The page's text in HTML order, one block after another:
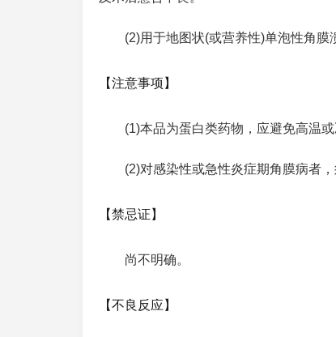
(2)用于地图状(或营养性)单泡性角膜
【注意事项】
(1)本品为蛋白类药物，应避免高温
(2)对感染性或急性炎症期角膜病者
【禁忌证】
尚不明确。
【不良反应】